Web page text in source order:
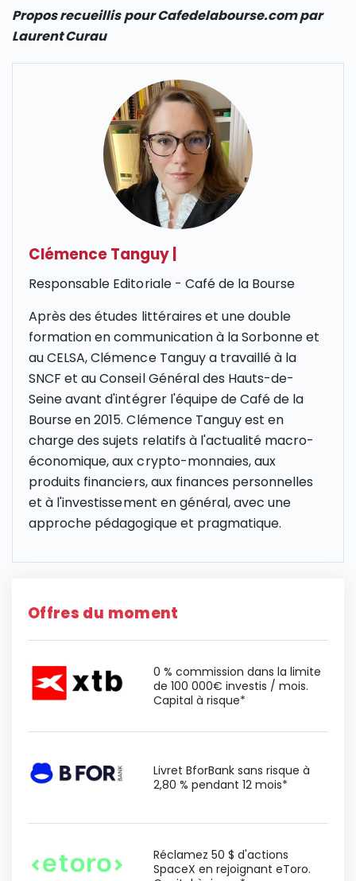
Propos recueillis pour Cafedelabourse.com par
Laurent Curau
Clémence Tanguy
Responsable Editoriale - Café de la Bourse
Après des études littéraires et une double
formation en communication à la Sorbonne et
au CELSA, Clémence Tanguy a travaillé à la
SNCF et au Conseil Général des Hauts-de-
Seine avant d'intégrer l'équipe de Café de la
Bourse en 2015. Clémence Tanguy est en
charge des sujets relatifs à l'actualité macro-
économique, aux crypto-monnaies, aux
produits financiers, aux finances personnelles
et à l'investissement en général, avec une
approche pédagogique et pragmatique.
Offres du moment
0 % commission dans la limite
de 100 000€ investis / mois.
Capital à risque*
Livret BforBank sans risque à
2,80 % pendant 12 mois*
Réclamez 50 $ d'actions
SpaceX en rejoignant eToro.